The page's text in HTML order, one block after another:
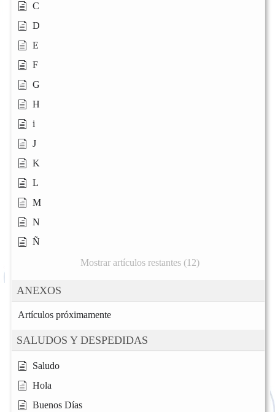
C
D
E
F
G
H
i
J
K
L
M
N
Ñ
Mostrar artículos restantes (12)
ANEXOS
Artículos próximamente
SALUDOS Y DESPEDIDAS
Saludo
Hola
Buenos Días